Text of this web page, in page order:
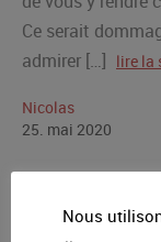
Ce serait
admirer […] lire la
Nicolas
25. mai 2020
Nous